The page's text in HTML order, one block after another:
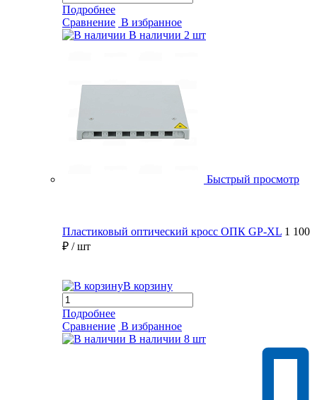
Подробнее
Сравнение В избранное
В наличии 2 шт
Быстрый просмотр
Пластиковый оптический кросс ОПК GP-XL 1 100
₽ / шт
В корзину
Подробнее
Сравнение В избранное
В наличии 8 шт